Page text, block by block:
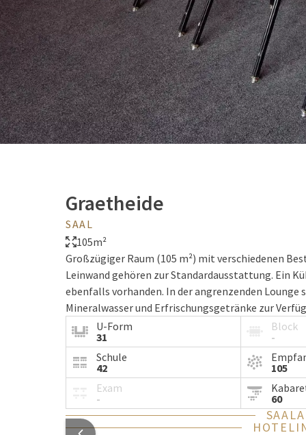
Graetheide
SAAL
105m²
Großzügiger Raum (105 m²) mit verschiedenen
Leinwand gehören zur Standardausstattung. Ein
ebenfalls vorhanden. In der angrenzenden
Mineralwasser und Erfrischungsgetränke zur
Temperaturen.
U-Form
31
Block
-
Schule
42
105
Exam
-
60